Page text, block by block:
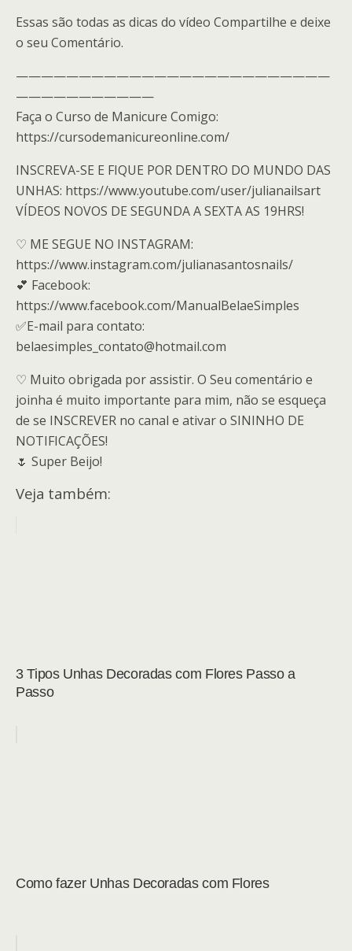
Essas são todas as dicas do vídeo Compartilhe e deixe
o seu Comentário.
—————————————————————————
———————————
Faça o Curso de Manicure Comigo:
https://cursodemanicureonline.com/
INSCREVA-SE E FIQUE POR DENTRO DO MUNDO DAS
UNHAS: https://www.youtube.com/user/julianailsart
VÍDEOS NOVOS DE SEGUNDA A SEXTA AS 19HRS!
♡ ME SEGUE NO INSTAGRAM:
https://www.instagram.com/julianasantosnails/
💕 Facebook:
https://www.facebook.com/ManualBelaeSimples
✅E-mail para contato:
belaesimples_contato@hotmail.com
♡ Muito obrigada por assistir. O Seu comentário e
joinha é muito importante para mim, não se esqueça
de se INSCREVER no canal e ativar o SININHO DE
NOTIFICAÇÕES!
🌷 Super Beijo!
Veja também:
3 Tipos Unhas Decoradas com Flores Passo a
Passo
Como fazer Unhas Decoradas com Flores